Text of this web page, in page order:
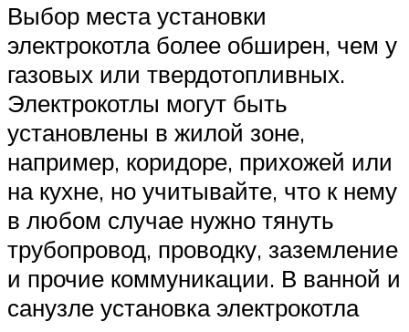
Выбор места установки
электрокотла более обширен, чем у
газовых или твердотопливных.
Электрокотлы могут быть
установлены в жилой зоне,
например, коридоре, прихожей или
на кухне, но учитывайте, что к нему
в любом случае нужно тянуть
трубопровод, проводку, заземление
и прочие коммуникации. В ванной и
санузле установка электрокотла